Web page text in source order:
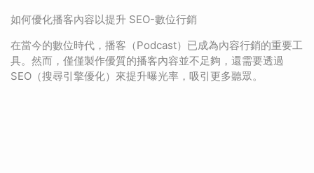
如何優化播客內容以提升 SEO-數位行銷
在當今的數位時代，播客（Podcast）已成為內容行銷的重要工
具。然而，僅僅製作優質的播客內容並不足夠，還需要透過
SEO（搜尋引擎優化）來提升曝光率，吸引更多聽眾。